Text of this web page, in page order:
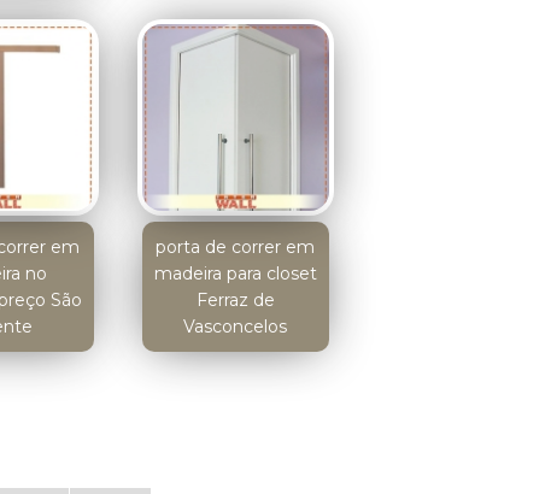
em
no
São
porta de correr em
madeira para closet
Ferraz de
Vasconcelos